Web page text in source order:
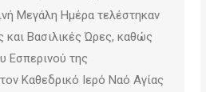
Μεγάλη Ημέρα τελέστηκαν
και Βασιλικές Ώρες, καθώς
Εσπερινού της
Καθεδρικό Ιερό Ναό Αγίας